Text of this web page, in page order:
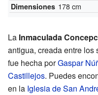
Dimensiones 178 cm
La Inmaculada
antigua, creada entre los
fue hecha porGaspar
Castillejos. Puedes
en la Iglesia de San